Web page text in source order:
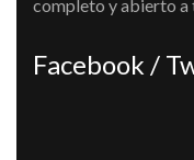
completo y abierto a
Facebook /